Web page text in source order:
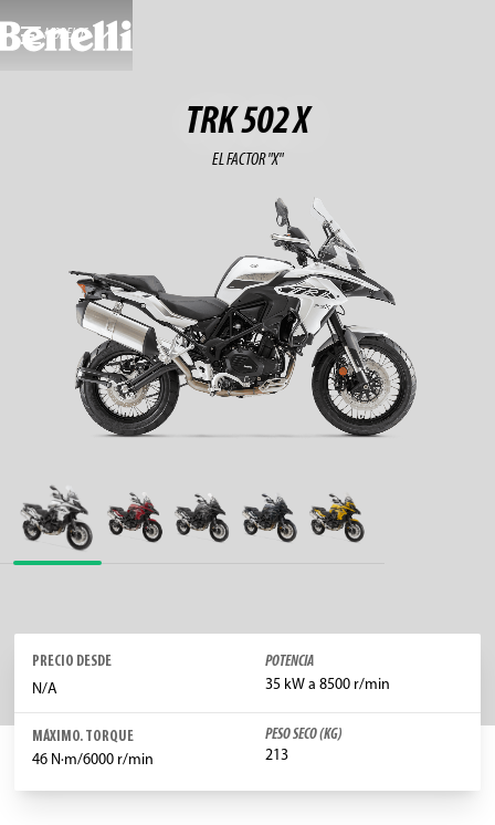
MODELOS
TRK 502 X
EL FACTOR "X"
PRECIO DESDE
N/A
POTENCIA
35 kW a 8500 r/min
MÁXIMO. TORQUE
46 N·m/6000 r/min
PESO SECO (KG)
213